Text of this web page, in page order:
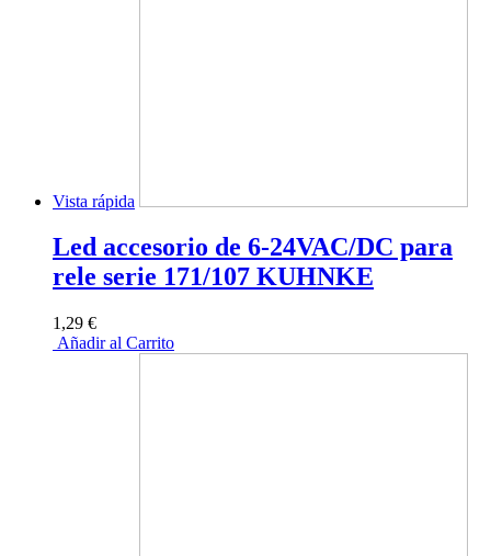
Vista rápida
Led accesorio de 6-24VAC/DC para
rele serie 171/107 KUHNKE
1,29 €
Añadir al Carrito